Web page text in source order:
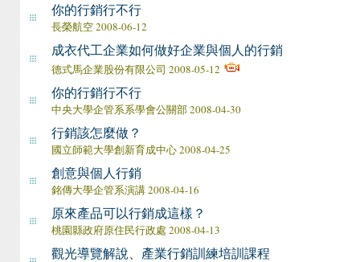
你的行銷行不行
長榮航空 2008-06-12
成衣代工企業如何做好企業與個人的行銷
德式馬企業股份有限公司 2008-05-12
你的行銷行不行
中央大學企管系系學會公關部 2008-04-30
行銷該怎麼做？
國立師範大學創新育成中心 2008-04-25
創意與個人行銷
銘傳大學企管系演講 2008-04-16
原來產品可以行銷成這樣？
桃園縣政府原住民行政處 2008-04-13
觀光導覽解說、產業行銷訓練培訓課程